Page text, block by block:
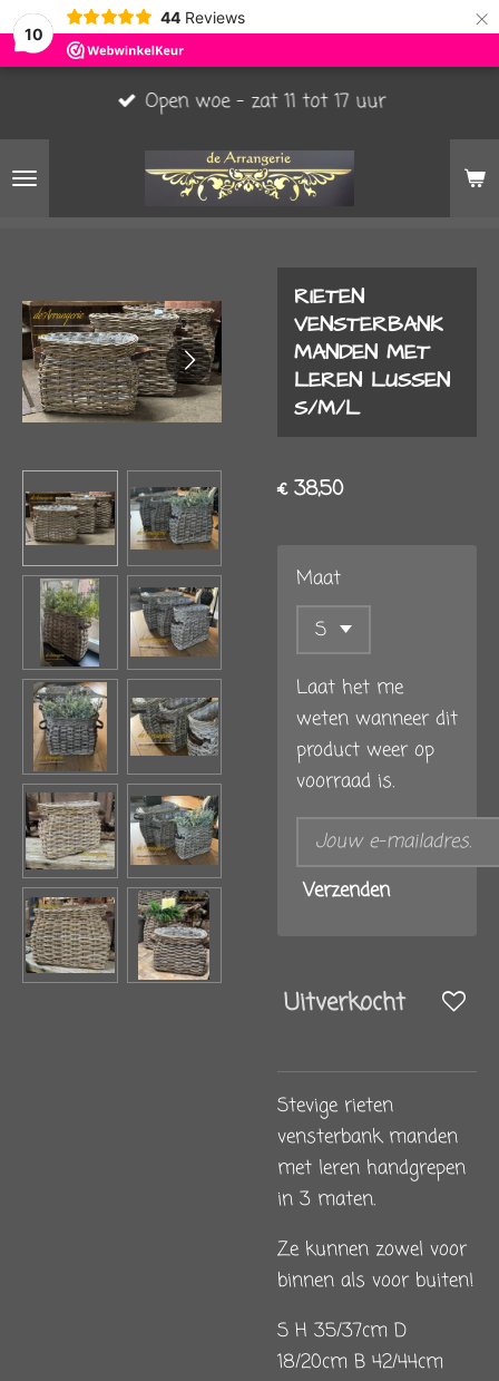
10
44 Reviews ×
Open woe - zat 11 tot 17 uur
RIETEN
VENSTERBANK
MANDEN MET
LEREN LUSSEN
S/M/L
€ 38,50
Maat
Laat het me
weten wanneer dit
product weer op
voorraad is.
Verzenden
Uitverkocht
Stevige rieten
vensterbank manden
met leren handgrepen
in 3 maten.
Ze kunnen zowel voor
binnen als voor buiten!
S H 35/37cm D
18/20cm B 42/44cm